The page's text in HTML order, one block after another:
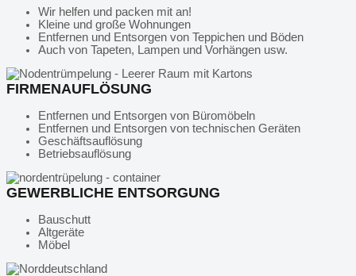
Wir helfen und packen mit an!
Kleine und große Wohnungen
Entfernen und Entsorgen von Teppichen und Böden
Auch von Tapeten, Lampen und Vorhängen usw.
FIRMENAUFLÖSUNG
Entfernen und Entsorgen von Büromöbeln
Entfernen und Entsorgen von technischen Geräten
Geschäftsauflösung
Betriebsauflösung
GEWERBLICHE ENTSORGUNG
Bauschutt
Altgeräte
Möbel